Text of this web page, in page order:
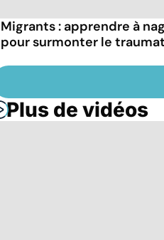
Migrants : apprendre à
pour surmonter le
Plus de vidéos